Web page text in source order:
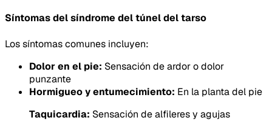
Síntomas del síndrome del túnel del tarso
Los síntomas comunes incluyen:
Dolor en el pie: Sensación de ardor o dolor
punzante
Hormigueo y entumecimiento: En la planta del pie
Taquicardia: Sensación de alfileres y agujas